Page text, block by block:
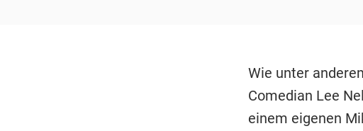
Wie unter
Comedian Lee
einem eigenen